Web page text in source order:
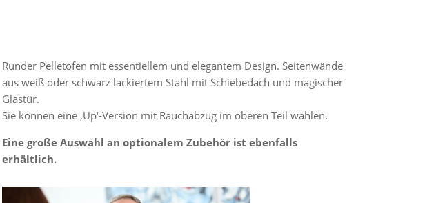
Runder Pelletofen mit essentiellem und elegantem Design. Seitenwände
aus weiß oder schwarz lackiertem Stahl mit Schiebedach und magischer
Glastür.
Sie können eine ‚Up‘-Version mit Rauchabzug im oberen Teil wählen.
Eine große Auswahl an optionalem Zubehör ist ebenfalls
erhältlich.